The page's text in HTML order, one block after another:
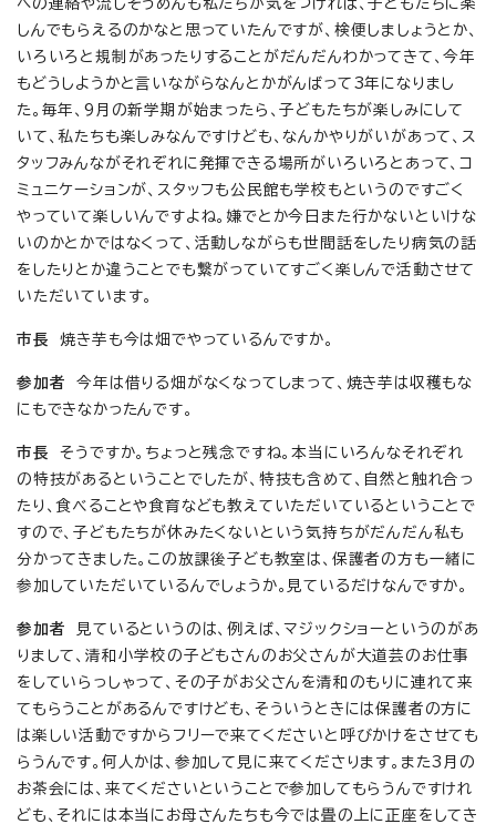
しんでもらえるのかなと思っていたんですが、検便しましょうとか、
いろいろと規制があったりすることがだんだんわかってきて、今年
もどうしようかと言いながらなんとかがんばって3年になりまし
た。毎年、9月の新学期が始まったら、子どもたちが楽しみにして
いて、私たちも楽しみなんですけども、なんかやりがいがあって、ス
タッフみんながそれぞれに発揮できる場所がいろいろとあって、コ
ミュニケーションが、スタッフも公民館も学校もというのですごく
やっていて楽しいんですよね。嫌でとか今日また行かないといけな
いのかとかではなくって、活動しながらも世間話をしたり病気の話
をしたりとか違うことでも繋がっていてすごく楽しんで活動させて
いただいています。
市長 焼き芋も今は畑でやっているんですか。
参加者
今年は借りる畑がなくなってしまって、焼き芋は収穫もな
にもできなかったんです。
市長
そうですか。ちょっと残念ですね。本当にいろんなそれぞれ
の特技があるということでしたが、特技も含めて、自然と触れ合っ
たり、食べることや食育なども教えていただいているということで
すので、子どもたちが休みたくないという気持ちがだんだん私も
分かってきました。この放課後子ども教室は、保護者の方も一緒に
参加していただいているんでしょうか。見ているだけなんですか。
参加者
見ているというのは、例えば、マジックショーというのがあ
りまして、清和小学校の子どもさんのお父さんが大道芸のお仕事
をしていらっしゃって、その子がお父さんを清和のもりに連れて来
てもらうことがあるんですけども、そういうときには保護者の方に
は楽しい活動ですからフリーで来てくださいと呼びかけをさせても
らうんです。何人かは、参加して見に来てくださります。また3月の
お茶会には、来てくださいということで参加してもらうんですけれ
ども、それには本当にお母さんたちも今では畳の上に正座をしてき